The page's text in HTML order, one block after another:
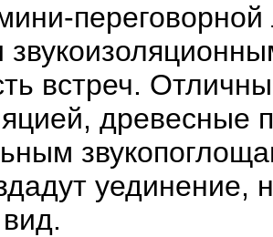
встреч.
древесные